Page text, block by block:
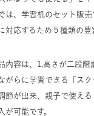
は、学習机のセット販
対応するため５種類の
内容は、1.高さが二段
がらに学習できる「ス
節が出来、親子で使え
が可能です。